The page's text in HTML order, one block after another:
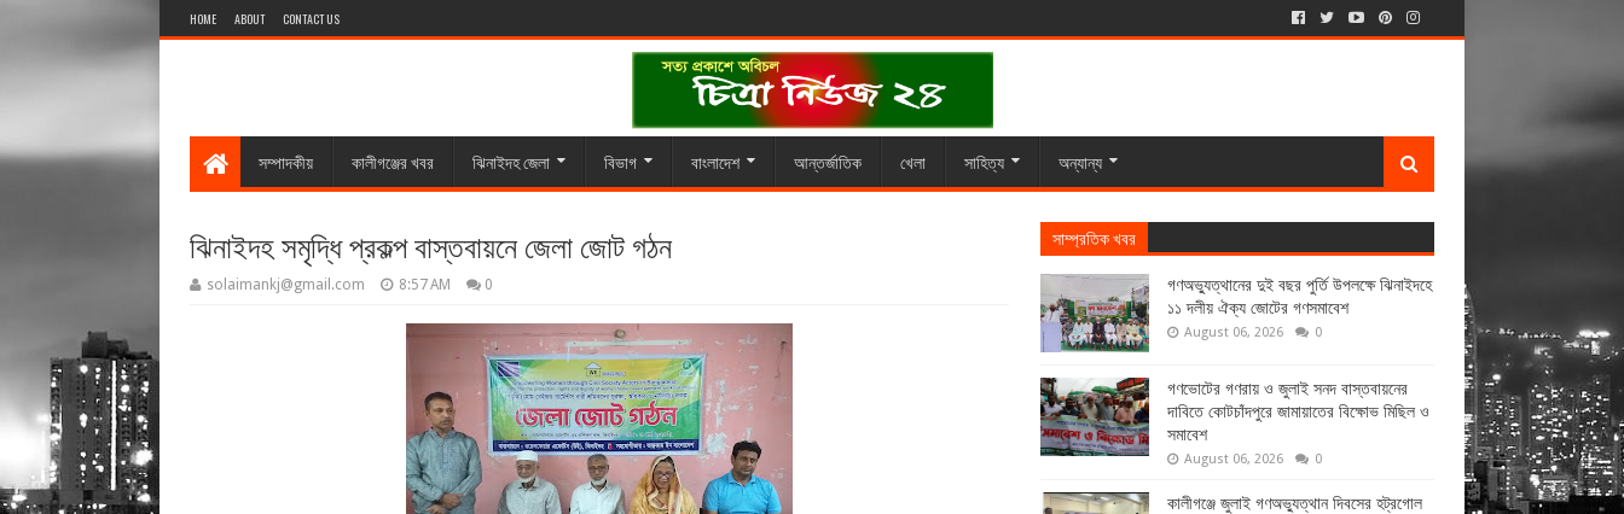
HOME ABOUT CONTACT US
সম্পাদকীয় কালীগঞ্জের খবর ঝিনাইদহ জেলা বিভাগ বাংলাদেশ আন্তর্জাতিক খেলা সাহিত্য অন্যান্য
ঝিনাইদহ সমৃদ্ধি প্রকল্প বাস্তবায়নে জেলা জোট গঠন
solaimankj@gmail.com 8:57 AM 0
সাম্প্রতিক খবর
গণঅভ্যুত্থানের দুই বছর পুর্তি উপলক্ষে ঝিনাইদহে
১১ দলীয় ঐক্য জোটের গণসমাবেশ
August 06, 2026 0
গণভোটের গণরায় ও জুলাই সনদ বাস্তবায়নের
দাবিতে কোটচাঁদপুরে জামায়াতের বিক্ষোভ মিছিল ও
সমাবেশ
August 06, 2026 0
কালীগঞ্জে জুলাই গণঅভ্যুত্থান দিবসের হট্রগোল